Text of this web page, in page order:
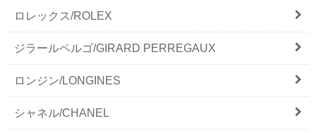
ロレックス/ROLEX
ジラールペルゴ/GIRARD PERREGAUX
ロンジン/LONGINES
シャネル/CHANEL